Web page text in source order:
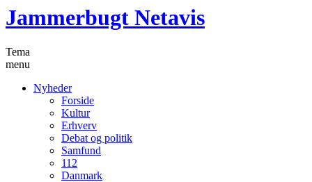
Jammerbugt Netavis
Tema
menu
Nyheder
Forside
Kultur
Erhverv
Debat og politik
Samfund
112
Danmark